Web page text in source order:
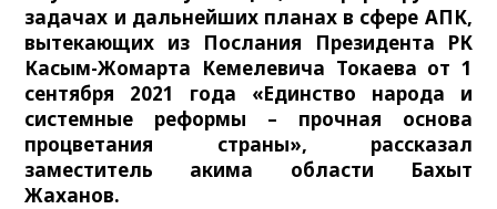
задачах и дальнейших планах в сфере АПК,
вытекающих из Послания Президента РК
Касым-Жомарта Кемелевича Токаева от 1
сентября 2021 года «Единство народа и
системные реформы – прочная основа
процветания страны», рассказал
заместитель акима области Бахыт
Жаханов.